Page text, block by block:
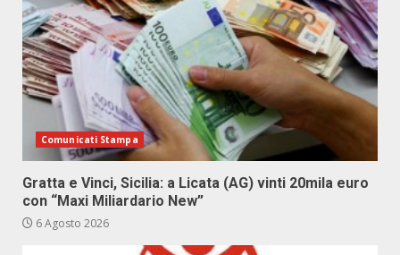
Comunicati Stampa
Gratta e Vinci, Sicilia: a Licata (AG) vinti 20mila euro
con “Maxi Miliardario New”
6 Agosto 2026